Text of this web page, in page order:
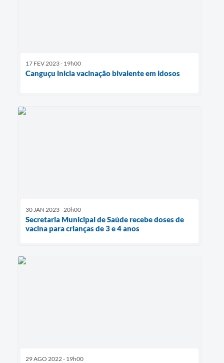
17 FEV 2023 - 19h00
Canguçu inicia vacinação bivalente em idosos
30 JAN 2023 - 20h00
Secretaria Municipal de Saúde recebe doses de
vacina para crianças de 3 e 4 anos
29 AGO 2022 - 19h00